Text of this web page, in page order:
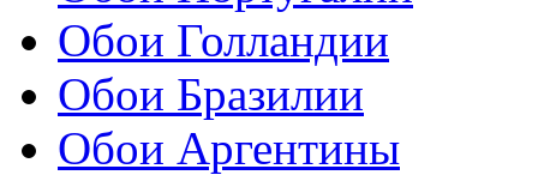
Обои Голландии
Обои Бразилии
Обои Аргентины